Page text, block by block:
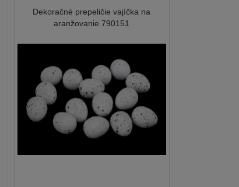
Dekoračné prepeličie vajíčka na
aranžovanie 790151